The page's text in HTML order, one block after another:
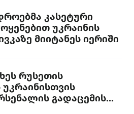
კასეტური
უკრაინის
მიიტანეს იერიში
რუსეთის
გადაცემის